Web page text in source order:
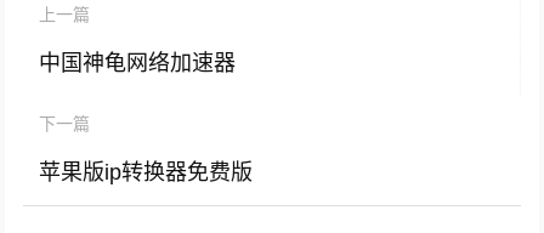
上一篇
中国神龟网络加速器
下一篇
苹果版ip转换器免费版